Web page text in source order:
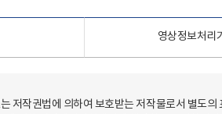
영상정보처리
저작권법에 의하여 보호받는 저작물로서 별도